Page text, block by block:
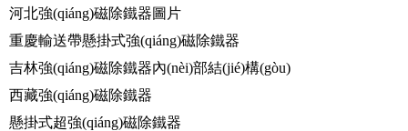
河北強(qiáng)磁除鐵器圖片
重慶輸送帶懸掛式強(qiáng)磁除鐵器
吉林強(qiáng)磁除鐵器內(nèi)部結(jié)構(gòu)
西藏強(qiáng)磁除鐵器
懸掛式超強(qiáng)磁除鐵器